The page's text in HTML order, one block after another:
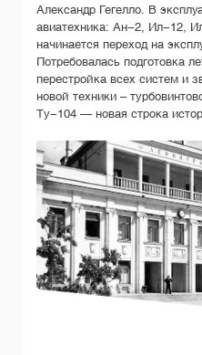
Александр Гегелло. В
авиатехника: Ан-2, Ил-12,
начинается переход на
Потребовалась подготовка
перестройка всех систем и
новой техники –
Ту-104 — новая строка